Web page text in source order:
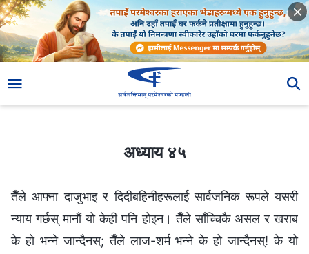
अध्याय ४५
तैँले आफ्ना दाजुभाइ र दिदीबहिनीहरूलाई सार्वजनिक रूपले यसरी
न्याय गर्छस् मानौं यो केही पनि होइन। तैँले साँच्चिकै असल र खराब
के हो भन्‍ने जान्दैनस्; तैँले लाज-शर्म भन्‍ने के हो जान्दैनस्! के यो